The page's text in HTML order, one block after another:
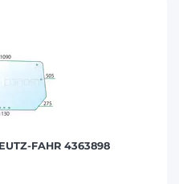
FAHR 4363898